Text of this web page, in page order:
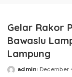
Gelar Rakor
Bawaslu
Lampung
Posted
admin December